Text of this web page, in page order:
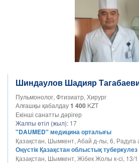
Шиндаулов Шадияр
Пульмонолог, Фтизиатр, Хирург
Алғашқы қабалдау1 400 KZT
Екінші санатты дәрігер
Жалпы өтіл (жыл): 17
"DAUMED" медицина орталығы
Қазақстан, Шымкент, Абай д-лы, 6, Радуга
Оңүстік Қазақстан облыстық
Қазақстан, Шымкент, Жібек Жолы к-сі, 13/1